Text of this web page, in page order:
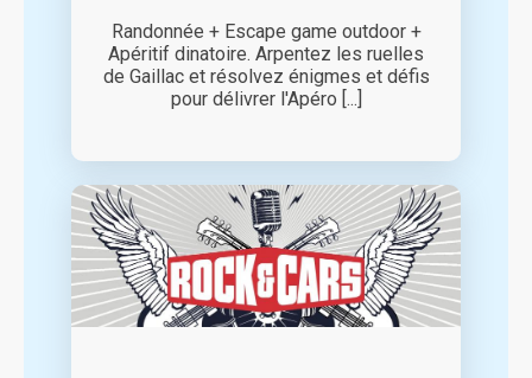
Randonnée + Escape game outdoor +
Apéritif dinatoire. Arpentez les ruelles
de Gaillac et résolvez énigmes et défis
pour délivrer l'Apéro [...]